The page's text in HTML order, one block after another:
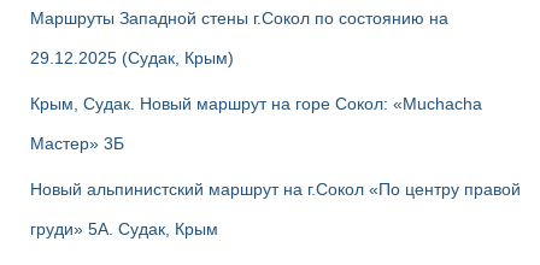
Маршруты Западной стены г.Сокол по состоянию на
29.12.2025 (Судак, Крым)
Крым, Судак. Новый маршрут на горе Сокол: «Muchacha
Мастер» 3Б
Новый альпинистский маршрут на г.Сокол «По центру правой
груди» 5А. Судак, Крым